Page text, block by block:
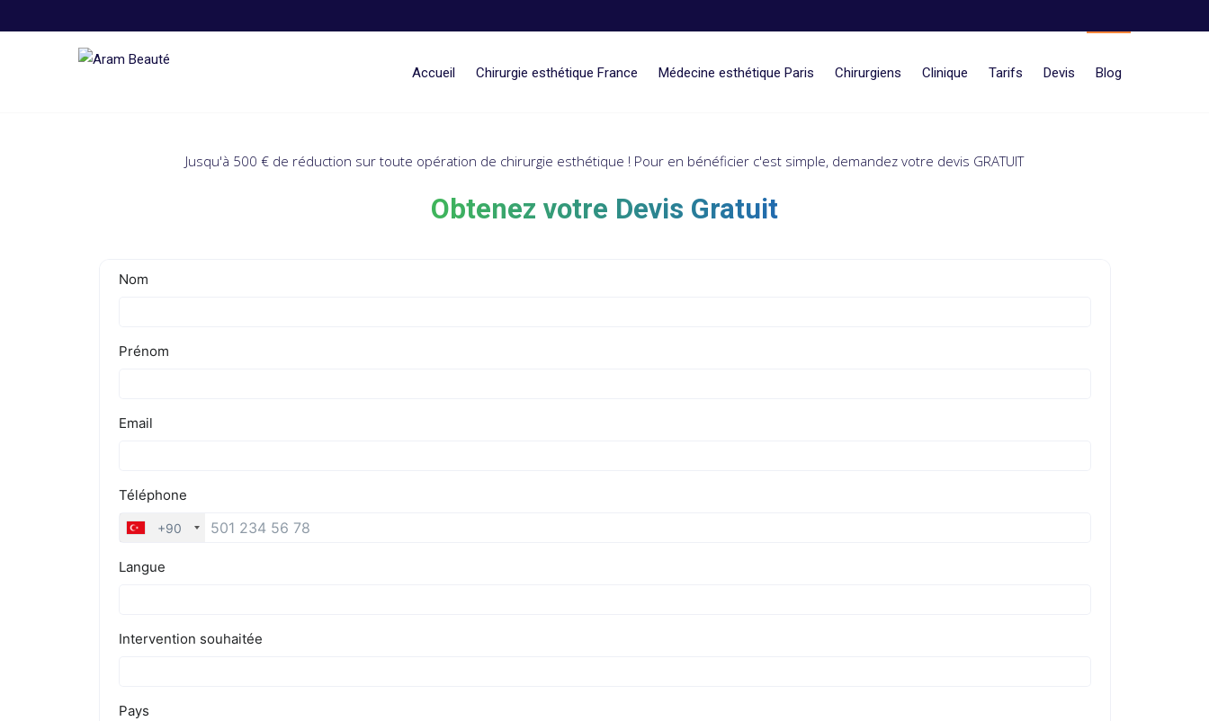
to
Accueil Chirurgie esthétique France Médecine esthétique Paris Chirurgiens Clinique Tarifs Devis Blog
Jusqu'à 500 € de réduction sur toute opération de chirurgie esthétique ! Pour en bénéficier c'est simple, demandez votre devis GRATUIT
Obtenez votre Devis Gratuit